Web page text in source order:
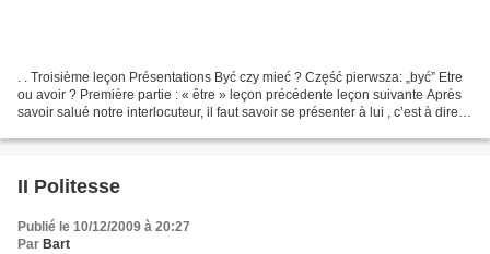
. . Troisième leçon Présentations Być czy mieć ? Część pierwsza: „być” Etre
ou avoir ? Première partie : « être » leçon précédente leçon suivante Après
savoir salué notre interlocuteur, il faut savoir se présenter à lui , c’est à dire,
II Politesse
Publié le 10/12/2009 à 20:27
Par Bart